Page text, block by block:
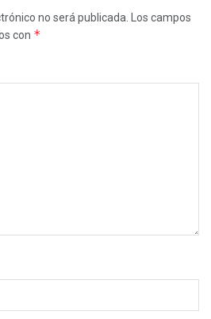
no será publicada. Los campos
con *